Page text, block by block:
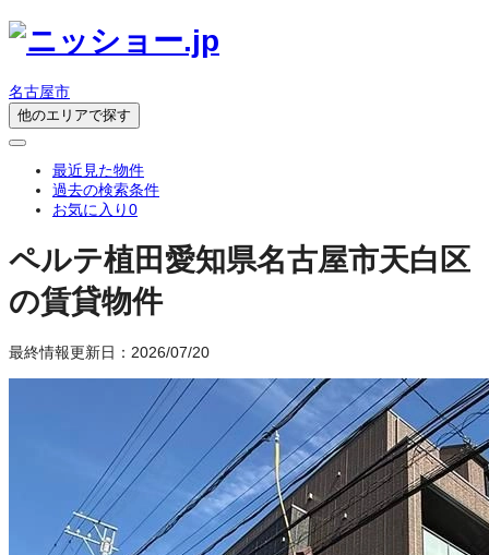
名古屋市
他のエリアで探す
最近見た物件
過去の検索条件
お気に入り0
ペルテ植田 愛知県名古屋市天白区
の賃貸物件
最終情報更新日：2026/07/20